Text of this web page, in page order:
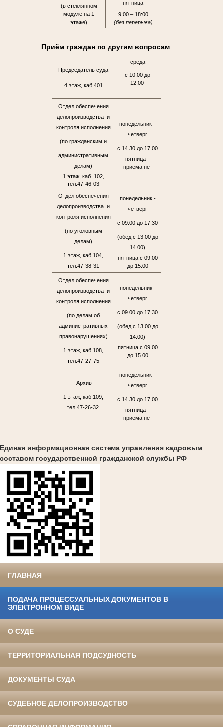
(в стеклянном
модуле на 1
этаже)
пятница
9:00 – 18:00
(без перерыва)
Приём граждан по другим вопросам
Председатель суда
4 этаж, каб.401
среда
с 10.00 до
12.00
Отдел обеспечения
делопроизводства и
контроля исполнения
(по гражданским и
административным
делам)
1 этаж, каб. 102,
тел.47-46-03
понедельник –
четверг
с 14.30 до 17.00
пятница –
приема нет
Отдел обеспечения
делопроизводства и
контроля исполнения
(по уголовным
делам)
1 этаж, каб.104,
тел.47-38-31
понедельник -
четверг
с 09.00 до 17.30
(обед с 13.00 до
14.00)
пятница с 09.00
до 15.00
Отдел обеспечения
делопроизводства и
контроля исполнения
(по делам об
административных
правонарушениях)
1 этаж, каб.108,
тел.47-27-75
понедельник -
четверг
с 09.00 до 17.30
(обед с 13.00 до
14.00)
пятница с 09.00
до 15.00
Архив
1 этаж, каб.109,
тел.47-26-32
понедельник –
четверг
с 14.30 до 17.00
пятница –
приема нет
Единая информационная система управления кадровым
составом государственной гражданской службы РФ
ГЛАВНАЯ
ПОДАЧА ПРОЦЕССУАЛЬНЫХ ДОКУМЕНТОВ В
ЭЛЕКТРОННОМ ВИДЕ
О СУДЕ
ТЕРРИТОРИАЛЬНАЯ ПОДСУДНОСТЬ
ДОКУМЕНТЫ СУДА
СУДЕБНОЕ ДЕЛОПРОИЗВОДСТВО